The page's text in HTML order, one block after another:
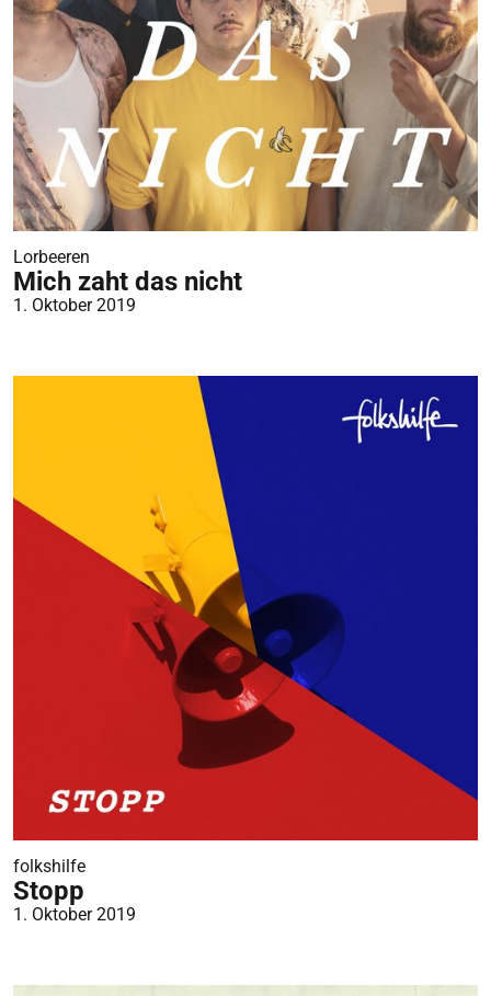
Lorbeeren
Mich zaht das nicht
1. Oktober 2019
folkshilfe
Stopp
1. Oktober 2019